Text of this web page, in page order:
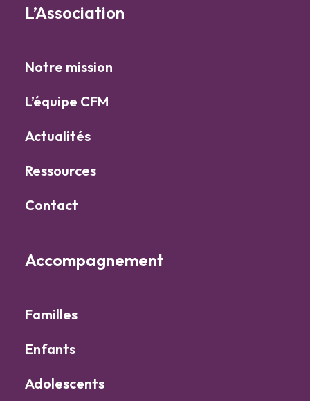
L’Association
Notre mission
L’équipe CFM
Actualités
Ressources
Contact
Accompagnement
Familles
Enfants
Adolescents